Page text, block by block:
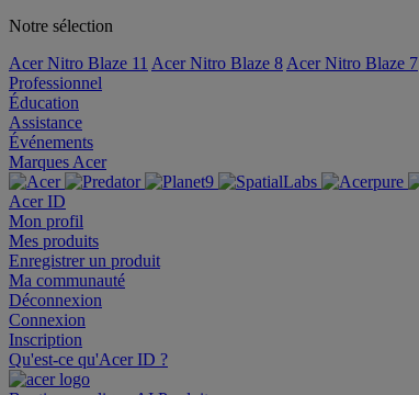
Notre sélection
Acer Nitro Blaze 11 Acer Nitro Blaze 8 Acer Nitro Blaze 7
Professionnel
Éducation
Assistance
Événements
Marques Acer
Acer ID
Mon profil
Mes produits
Enregistrer un produit
Ma communauté
Déconnexion
Connexion
Inscription
Qu'est-ce qu'Acer ID ?